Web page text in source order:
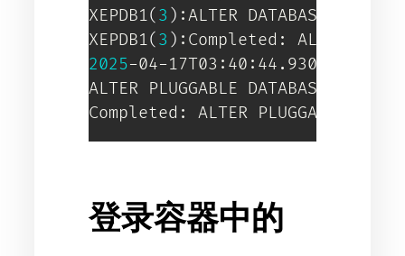
XEPDB1( 3 ) :ALTER DATABASE
XEPDB1( 3 ) :Completed: ALTER
2025-04-
ALTER PLUGGABLE DATABASE
Completed: ALTER PLUGGABLE
登录容器中的